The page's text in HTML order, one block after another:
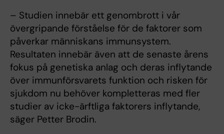
– Studien innebär ett genombrott i vår
övergripande förståelse för de faktorer som
påverkar människans immunsystem.
Resultaten innebär även att de senaste årens
fokus på genetiska anlag och deras inflytande
över immunförsvarets funktion och risken för
sjukdom nu behöver kompletteras med fler
studier av icke-ärftliga faktorers inflytande,
säger Petter Brodin.